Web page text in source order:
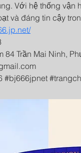
Với hệ thống vận
và đáng tin cậy
84 Trần Mai Ninh,
#bj666jpnet